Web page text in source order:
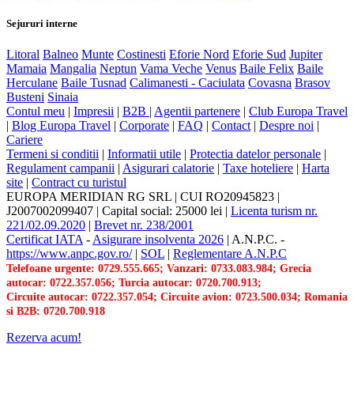
Sejururi interne
Litoral Balneo Munte Costinesti Eforie Nord Eforie Sud Jupiter
Mamaia Mangalia Neptun Vama Veche Venus Baile Felix Baile
Herculane Baile Tusnad Calimanesti - Caciulata Covasna Brasov
Busteni Sinaia
Contul meu | Impresii | B2B | Agentii partenere | Club Europa Travel
| Blog Europa Travel | Corporate | FAQ | Contact | Despre noi |
Cariere
Termeni si conditii | Informatii utile | Protectia datelor personale |
Regulament campanii | Asigurari calatorie | Taxe hoteliere | Harta
site | Contract cu turistul
EUROPA MERIDIAN RG SRL | CUI RO20945823 |
J2007002099407 | Capital social: 25000 lei | Licenta turism nr.
221/02.09.2020 | Brevet nr. 238/2001
Certificat IATA - Asigurare insolventa 2026 | A.N.P.C. -
https://www.anpc.gov.ro/| SOL | Reglementare A.N.P.C
Telefoane urgente: 0729.555.665; Vanzari: 0733.083.984; Grecia
autocar: 0722.357.056; Turcia autocar: 0720.700.913;
Circuite autocar: 0722.357.054; Circuite avion: 0723.500.034; Romania
si B2B: 0720.700.918
Rezerva acum!